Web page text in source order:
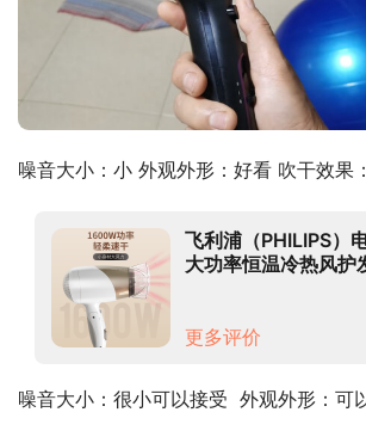
噪音大小：小 外观外形：好看 吹干效果
飞利浦（PHILIPS）
大功率恒温冷热风护
更多评价
噪音大小：很小可以接受  外观外形：可